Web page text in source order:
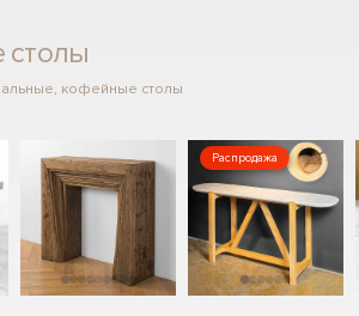
столы
кофейные столы
Распродажа